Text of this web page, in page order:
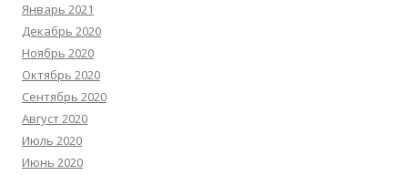
Январь 2021
Декабрь 2020
Ноябрь 2020
Октябрь 2020
Сентябрь 2020
Август 2020
Июль 2020
Июнь 2020